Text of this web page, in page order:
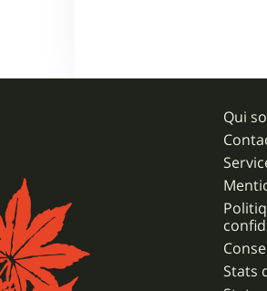
Qui
Stats